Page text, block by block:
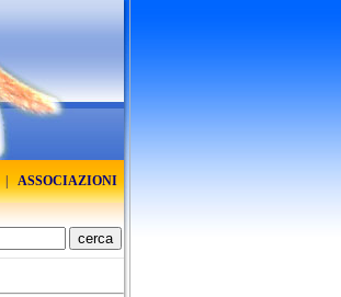
ASSOCIAZIONI